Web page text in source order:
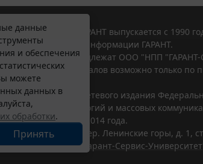
данные
и обеспечения
можете
данных в
обработки.
Принять
2026. Система ГАРАНТ выпускается с 1990
правовой информации ГАРАНТ.
ГАРАНТ.РУ принадлежат ООО "НПП
материалов возможно только
в качестве сетевого издания
технологий и массовых
58365 от 18 июня 2014 года.
г. Москва, тер. Ленинские горы, д. 1,
– ООО "НПП "
Гарант-Сервис-Университет